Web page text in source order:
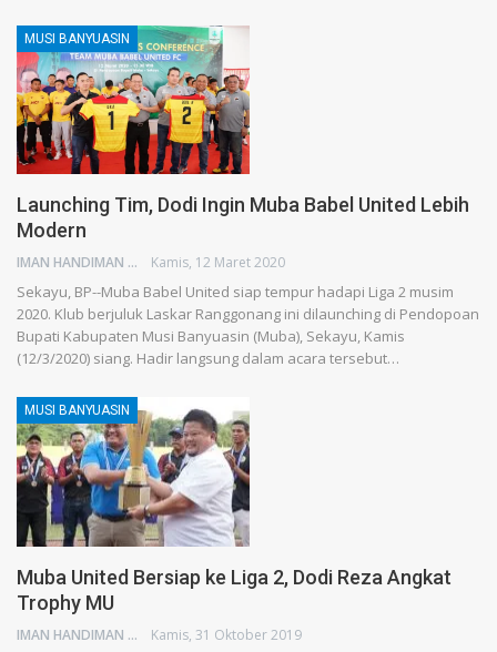
MUSI BANYUASIN
Launching Tim, Dodi Ingin Muba Babel United Lebih
Modern
IMAN HANDIMAN Kamis, 12 Maret 2020
Sekayu, BP--Muba Babel United siap tempur hadapi Liga 2 musim
2020. Klub berjuluk Laskar Ranggonang ini dilaunching di Pendopoan
Bupati Kabupaten Musi Banyuasin (Muba), Sekayu, Kamis
(12/3/2020) siang. Hadir langsung dalam acara tersebut…
MUSI BANYUASIN
Muba United Bersiap ke Liga 2, Dodi Reza Angkat
Trophy MU
IMAN HANDIMAN Kamis, 31 Oktober 2019